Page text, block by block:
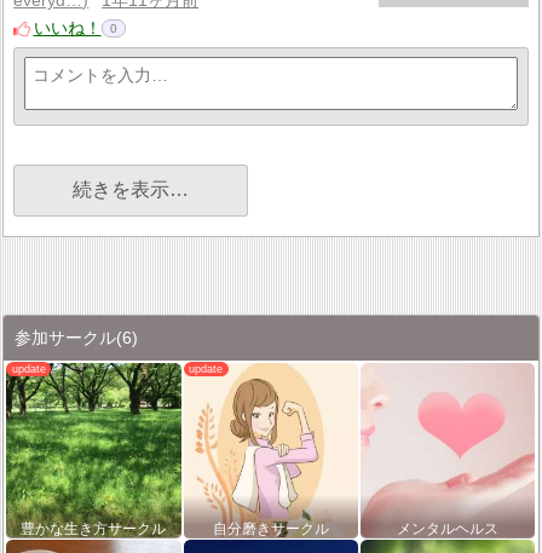
いいね！
0
続きを表示…
参加サークル(6)
豊かな生き方サークル 自分磨きサークル メンタルヘルス